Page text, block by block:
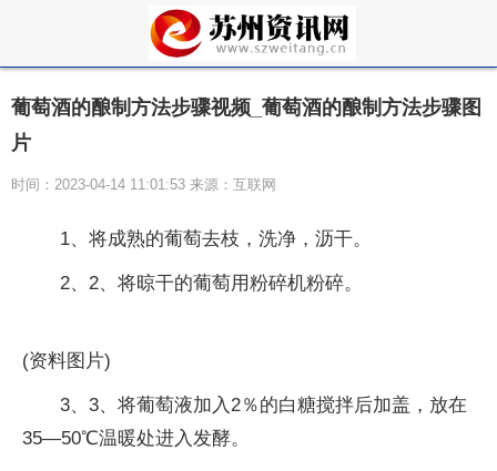
葡萄酒的酿制方法步骤视频_葡萄酒的酿制方法步骤图
片
时间：2023-04-14 11:01:53 来源：互联网
1、将成熟的葡萄去枝，洗净，沥干。
2、2、将晾干的葡萄用粉碎机粉碎。
(资料图片)
3、3、将葡萄液加入2％的白糖搅拌后加盖，放在
35—50℃温暖处进入发酵。